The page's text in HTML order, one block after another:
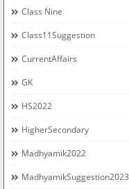
Class Nine
Class11Suggestion
CurrentAffairs
GK
HS2022
HigherSecondary
Madhyamik2022
MadhyamikSuggestion2023